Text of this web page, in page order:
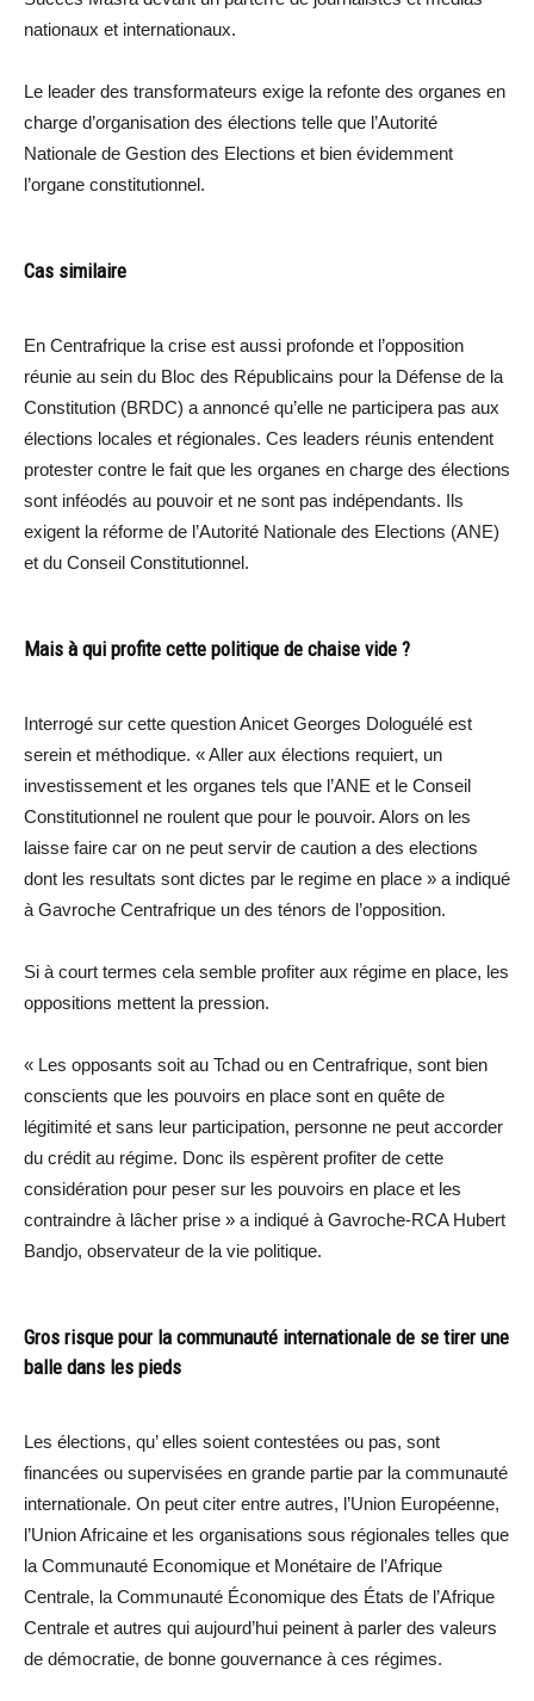
nationaux et internationaux.
Le leader des transformateurs exige la refonte des organes en
charge d’organisation des élections telle que l’Autorité
Nationale de Gestion des Elections et bien évidemment
l’organe constitutionnel.
Cas similaire
En Centrafrique la crise est aussi profonde et l’opposition
réunie au sein du Bloc des Républicains pour la Défense de la
Constitution (BRDC) a annoncé qu’elle ne participera pas aux
élections locales et régionales. Ces leaders réunis entendent
protester contre le fait que les organes en charge des élections
sont inféodés au pouvoir et ne sont pas indépendants. Ils
exigent la réforme de l’Autorité Nationale des Elections (ANE)
et du Conseil Constitutionnel.
Mais à qui profite cette politique de chaise vide ?
Interrogé sur cette question Anicet Georges Dologuélé est
serein et méthodique. « Aller aux élections requiert, un
investissement et les organes tels que l’ANE et le Conseil
Constitutionnel ne roulent que pour le pouvoir. Alors on les
laisse faire car on ne peut servir de caution a des elections
dont les resultats sont dictes par le regime en place » a indiqué
à Gavroche Centrafrique un des ténors de l’opposition.
Si à court termes cela semble profiter aux régime en place, les
oppositions mettent la pression.
« Les opposants soit au Tchad ou en Centrafrique, sont bien
conscients que les pouvoirs en place sont en quête de
légitimité et sans leur participation, personne ne peut accorder
du crédit au régime. Donc ils espèrent profiter de cette
considération pour peser sur les pouvoirs en place et les
contraindre à lâcher prise » a indiqué à Gavroche-RCA Hubert
Bandjo, observateur de la vie politique.
Gros risque pour la communauté internationale de se tirer une
balle dans les pieds
Les élections, qu’ elles soient contestées ou pas, sont
financées ou supervisées en grande partie par la communauté
internationale. On peut citer entre autres, l’Union Européenne,
l’Union Africaine et les organisations sous régionales telles que
la Communauté Economique et Monétaire de l’Afrique
Centrale, la Communauté Économique des États de l’Afrique
Centrale et autres qui aujourd’hui peinent à parler des valeurs
de démocratie, de bonne gouvernance à ces régimes.